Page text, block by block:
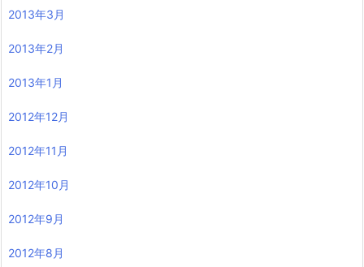
2013年3月
2013年2月
2013年1月
2012年12月
2012年11月
2012年10月
2012年9月
2012年8月